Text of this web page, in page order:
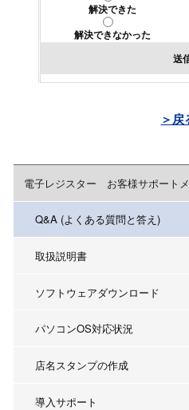
解決できた
解決できなかった
送
＞戻
電子レジスター お客様サポート
Q&A (よくある質問と答え)
取扱説明書
ソフトウェアダウンロード
パソコンOS対応状況
店名スタンプの作成
導入サポート